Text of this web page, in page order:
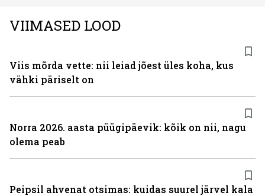
VIIMASED LOOD
Viis mõrda vette: nii leiad jõest üles koha, kus
vähki päriselt on
Norra 2026. aasta püügipäevik: kõik on nii, nagu
olema peab
Peipsil ahvenat otsimas: kuidas suurel järvel kala